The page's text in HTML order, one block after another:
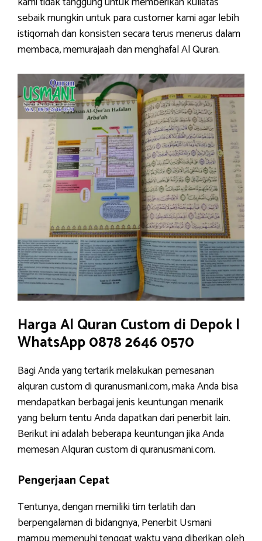
sebaik mungkin untuk para customer kami agar lebih
istiqomah dan konsisten secara terus menerus dalam
membaca, memurajaah dan menghafal Al Quran.
Harga Al Quran Custom di Depok |
WhatsApp 0878 2646 0570
Bagi Anda yang tertarik melakukan pemesanan
alquran custom di quranusmani.com, maka Anda bisa
mendapatkan berbagai jenis keuntungan menarik
yang belum tentu Anda dapatkan dari penerbit lain.
Berikut ini adalah beberapa keuntungan jika Anda
memesan Alquran custom di quranusmani.com.
Pengerjaan Cepat
Tentunya, dengan memiliki tim terlatih dan
berpengalaman di bidangnya, Penerbit Usmani